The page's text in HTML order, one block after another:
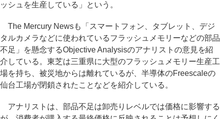
ッシュを生産している」という。
The Mercury Newsも「スマートフォン、タブレット、デジ
タルカメラなどに使われているフラッシュメモリーなどの部品
不足」を懸念するObjective Analysisのアナリストの意見を紹
介している。東芝は三重県に大型のフラッシュメモリー生産工
場を持ち、被災地からは離れているが、半導体のFreescaleの
仙台工場が閉鎖されたことなどを紹介している。
アナリストは、部品不足は卸売りレベルでは価格に影響する